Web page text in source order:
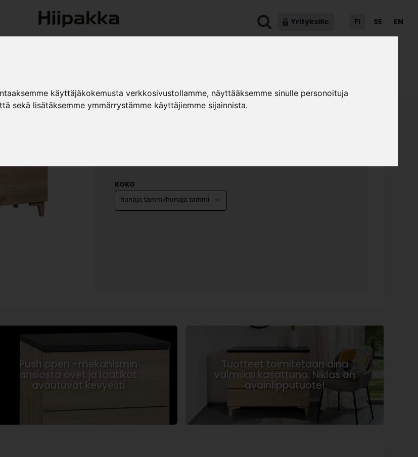
käyttäjäkokemusta verkkosivustollamme, näyttääksemme sinulle personoituja
sekä lisätäksemme ymmärrystämme käyttäjiemme sijainnista.
Yrityksille FI SE EN
KOKO
Push open -mekanismin
ansiosta ovet ja laatikot
avautuvat kevyesti
Tuotteet toimitetaan aina
valmiiksi kasattuna. Niklas on
avainlipputuote!